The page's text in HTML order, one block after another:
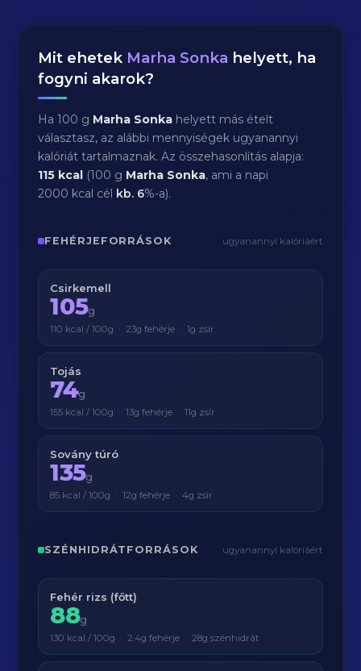
Mit ehetek Marha Sonka helyett, ha
fogyni akarok?
Ha 100 g Marha Sonka helyett más ételt
választasz, az alábbi mennyiségek ugyanannyi
kalóriát tartalmaznak. Az összehasonlítás alapja:
115 kcal (100 g Marha Sonka, ami a napi
2000 kcal cél kb. 6%-a).
FEHÉRJEFORRÁSOK ugyanannyi kalóriáért
Csirkemell
105g
110 kcal / 100g · 23g fehérje · 1g zsír
Tojás
74g
155 kcal / 100g · 13g fehérje · 11g zsír
Sovány túró
135g
85 kcal / 100g · 12g fehérje · 4g zsír
SZÉNHIDRÁTFORRÁSOK ugyanannyi kalóriáért
Fehér rizs (főtt)
88g
130 kcal / 100g · 2.4g fehérje · 28g szénhidrát